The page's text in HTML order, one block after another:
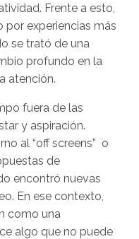
Frente a esto,
experiencias más
se trató de una
profundo en la
atención.
fuera de las
y aspiración.
al “off screens” o
de
encontró nuevas
En ese contexto,
como una
algo que no puede